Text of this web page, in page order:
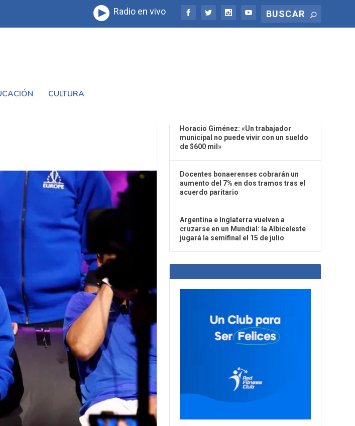
Radio en vivo
CULTURA
Horacio Giménez: «Un trabajador
municipal no puede vivir con un sueldo
de $600 mil»
Docentes bonaerenses cobrarán un
aumento del 7% en dos tramos tras el
acuerdo paritario
Argentina e Inglaterra vuelven a
cruzarse en un Mundial: la Albiceleste
jugará la semifinal el 15 de julio